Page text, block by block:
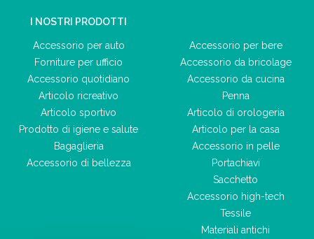
I NOSTRI PRODOTTI
Accessorio per auto
Forniture per ufficio
Accessorio quotidiano
Articolo ricreativo
Articolo sportivo
Prodotto di igiene e salute
Bagaglieria
Accessorio di bellezza
Accessorio per bere
Accessorio da bricolage
Accessorio da cucina
Penna
Articolo di orologeria
Articolo per la casa
Accessorio in pelle
Portachiavi
Sacchetto
Accessorio high-tech
Tessile
Materiali antichi